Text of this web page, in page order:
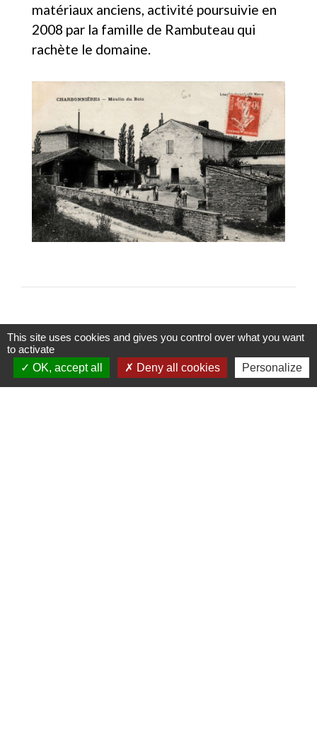
matériaux anciens, activité poursuivie en
2008 par la famille de Rambuteau qui
rachète le domaine.
Contacts et Horaires
Commune de Charbonnières
This site uses cookies and gives you control over what you want
to activate
OK, accept all
Deny all cookies Personalize